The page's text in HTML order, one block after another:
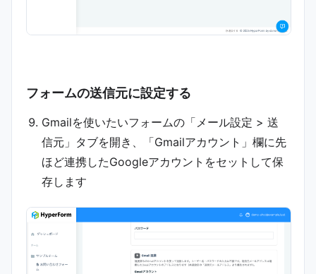
フォームの送信元に設定する
Gmailを使いたいフォームの「メール設定 > 送
信元」タブを開き、「Gmailアカウント」欄に先
ほど連携したGoogleアカウントをセットして保
存します